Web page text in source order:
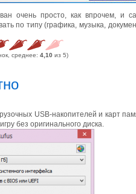
очень просто, как впрочем, и
по типу (графика, музыка,
среднее:4,10 из 5)
USB-накопителей и карт
без оригинального диска.